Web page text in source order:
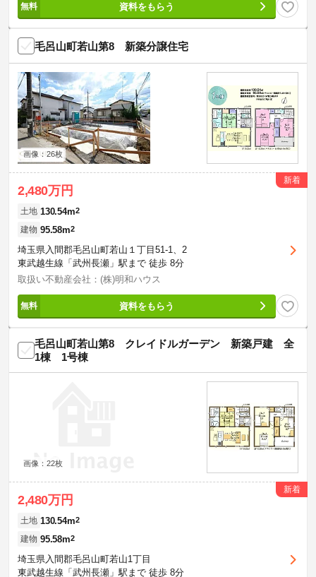
資料をもらう
毛呂山町若山第8 新築分譲住宅
画像：26枚
2,480万円
新着
土地 130.54m2
建物 95.58m2
埼玉県入間郡毛呂山町若山１丁目51-1、2
東武越生線「武州長瀬」駅まで 徒歩 8分
取扱い不動産会社：(株)明和ハウス
資料をもらう
毛呂山町若山第8 クレイドルガーデン 新築戸建 全
1棟 1号棟
画像：22枚
2,480万円
新着
土地 130.54m2
建物 95.58m2
埼玉県入間郡毛呂山町若山1丁目
東武越生線「武州長瀬」駅まで 徒歩 8分